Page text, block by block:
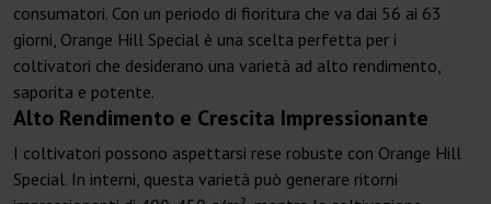
consumatori. Con un periodo di fioritura che va dai 56 ai 63
giorni, Orange Hill Special è una scelta perfetta per i
coltivatori che desiderano una varietà ad alto rendimento,
saporita e potente.
Alto Rendimento e Crescita Impressionante
I coltivatori possono aspettarsi rese robuste con Orange Hill
Special. In interni, questa varietà può generare ritorni